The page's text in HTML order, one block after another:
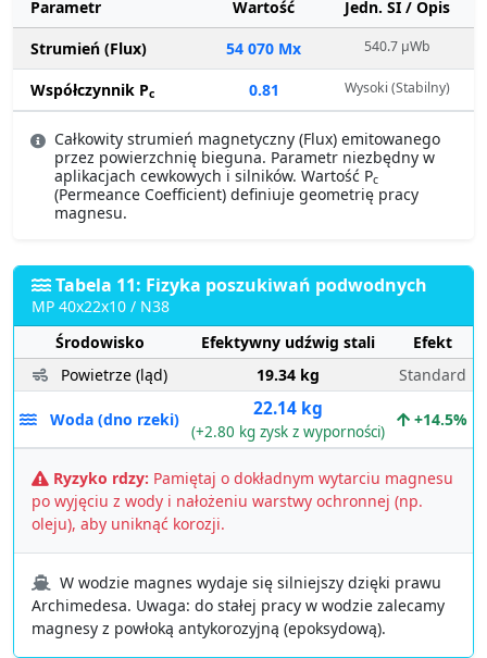
Parametr Wartość
Jedn. SI / Opis
Strumień (Flux)
54 070 Mx 540.7 µWb
Współczynnik Pc 0.81 Wysoki (Stabilny)
Całkowity strumień magnetyczny (Flux) emitowanego
przez powierzchnię bieguna. Parametr niezbędny w
aplikacjach cewkowych i silników. Wartość Pc
(Permeance Coefficient) definiuje geometrię pracy
magnesu.
Tabela 11: Fizyka poszukiwań podwodnych
MP 40x22x10 / N38
Środowisko
Efektywny udźwig stali
Efekt
Powietrze (ląd)
19.34 kg Standard
Woda (dno rzeki) 22.14 kg
(+2.80 kg zysk z wyporności)
+14.5%
Ryzyko rdzy: Pamiętaj o dokładnym wytarciu magnesu
po wyjęciu z wody i nałożeniu warstwy ochronnej (np.
oleju), aby uniknąć korozji.
W wodzie magnes wydaje się silniejszy dzięki prawu
Archimedesa. Uwaga: do stałej pracy w wodzie zalecamy
magnesy z powłoką antykorozyjną (epoksydową).